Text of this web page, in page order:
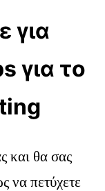
για
για το
και θα σας
να πετύχετε